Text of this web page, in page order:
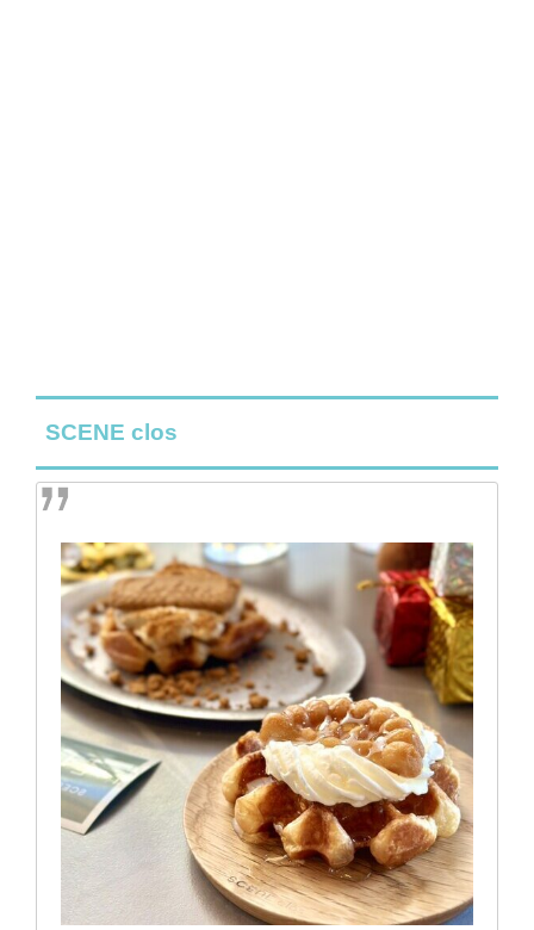
SCENE clos